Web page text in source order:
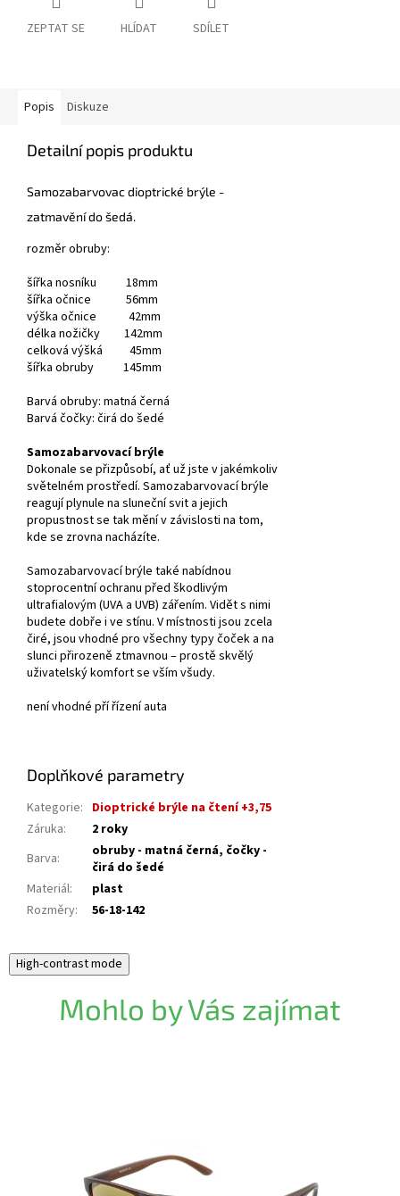
ZEPTAT SE HLÍDAT SDÍLET
Popis Diskuze
Detailní popis produktu
Samozabarvovac dioptrické brýle -
zatmavění do šedá.
rozměr obruby:
šířka nosníku 18mm
šířka očnice 56mm
výška očnice 42mm
délka nožičky 142mm
celková výšká 45mm
šířka obruby 145mm
Barvá obruby: matná černá
Barvá čočky: čirá do šedé
Samozabarvovací brýle
Dokonale se přizpůsobí, ať už jste v jakémkoliv
světelném prostředí. Samozabarvovací brýle
reagují plynule na sluneční svit a jejich
propustnost se tak mění v závislosti na tom,
kde se zrovna nacházíte.
Samozabarvovací brýle také nabídnou
stoprocentní ochranu před škodlivým
ultrafialovým (UVA a UVB) zářením. Vidět s nimi
budete dobře i ve stínu. V místnosti jsou zcela
čiré, jsou vhodné pro všechny typy čoček a na
slunci přirozeně ztmavnou – prostě skvělý
uživatelský komfort se vším všudy.
není vhodné pří řízení auta
Doplňkové parametry
Kategorie: Dioptrické brýle na čtení +3,75
Záruka:
2 roky
Barva:
obruby - matná černá, čočky -
čirá do šedé
Materiál:
plast
Rozměry: 56-18-142
High-contrast mode
Mohlo by Vás zajímat